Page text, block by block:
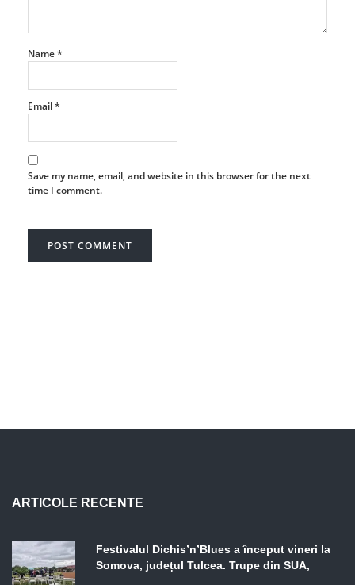
Name*
Email*
Save my name, email, and website in this browser for the next
time I comment.
ARTICOLE RECENTE
Festivalul Dichis’n’Blues a început vineri la
Somova, județul Tulcea. Trupe din SUA,